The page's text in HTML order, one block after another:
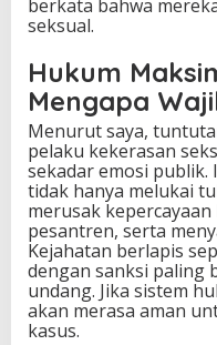
berkata bahwa
seksual.
Hukum
Mengapa
Menurut saya,
pelaku kekerasan
sekadar emosi publik.
tidak hanya melukai
merusak
pesantren, serta
Kejahatan berlapis
dengan sanksi paling
undang. Jika sistem
akan merasa aman
kasus.